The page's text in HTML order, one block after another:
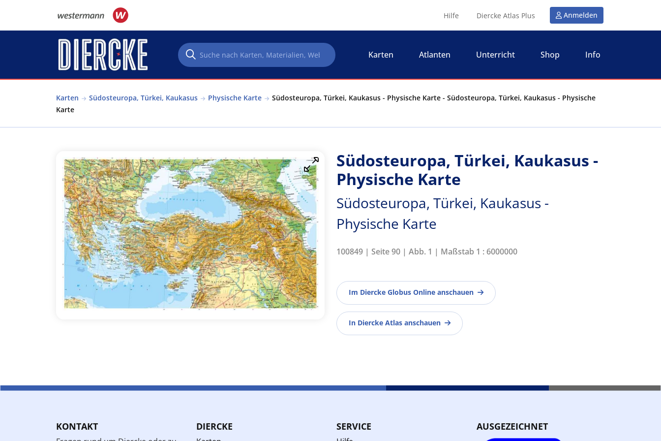
Hilfe Diercke Atlas Plus Anmelden
Karten Atlanten Unterricht Shop Info
Karten Südosteuropa, Türkei, Kaukasus Physische Karte
Südosteuropa, Türkei, Kaukasus - Physische Karte - Südosteuropa, Türkei, Kaukasus - Physische
Karte
Südosteuropa, Türkei, Kaukasus -
Physische Karte
Südosteuropa, Türkei, Kaukasus -
Physische Karte
100849 | Seite 90 | Abb. 1 | Maßstab 1 : 6000000
Im Diercke Globus Online anschauen
In Diercke Atlas anschauen
KONTAKT DIERCKE SERVICE AUSGEZEICHNET